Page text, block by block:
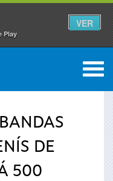
Play
VER
0
DE
500